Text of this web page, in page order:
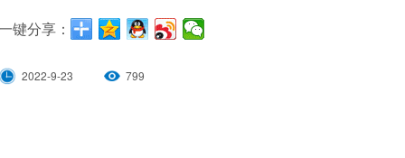
键分享：
2022-9-23 799